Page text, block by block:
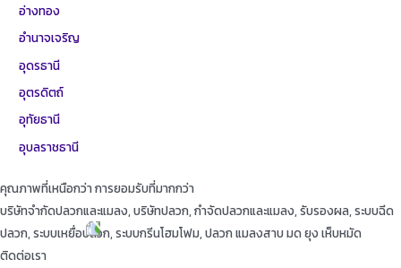
อ่างทอง
อำนาจเจริญ
อุดรธานี
อุตรดิตถ์
อุทัยธานี
อุบลราชธานี
คุณภาพที่เหนือกว่า การยอมรับที่มากกว่า
บริษัทจำกัดปลวกและแมลง, บริษัทปลวก, กำจัดปลวกและแมลง, รับรองผล, ระบบฉีด
ปลวก, ระบบเหยื่อปลวก, ระบบกรีนโฮมโฟม, ปลวก แมลงสาบ มด ยุง เห็บหมัด
ติดต่อเรา